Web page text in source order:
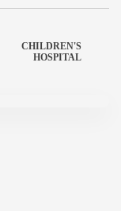
CHILDREN'S
HOSPITAL